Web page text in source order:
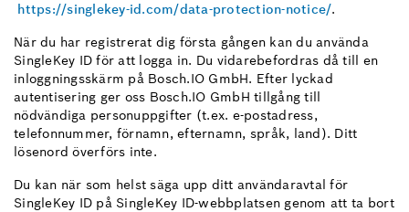
https://singlekey-id.com/data-protection-notice/.
När du har registrerat dig första gången kan du använda
SingleKey ID för att logga in. Du vidarebefordras då till en
inloggningsskärm på Bosch.IO GmbH. Efter lyckad
autentisering ger oss Bosch.IO GmbH tillgång till
nödvändiga personuppgifter (t.ex. e-postadress,
telefonnummer, förnamn, efternamn, språk, land). Ditt
lösenord överförs inte.
Du kan när som helst säga upp ditt användaravtal för
SingleKey ID på SingleKey ID-webbplatsen genom att ta bort